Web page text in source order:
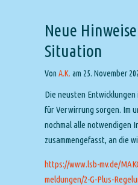
Neue
Situation
Von A.K. am 25. November
Die neusten
für Verwirrung sorgen. Im
nochmal alle notwendigen
zusammengefasst, an die
https://www.lsb-mv.de/
meldungen/2-G-Plus-